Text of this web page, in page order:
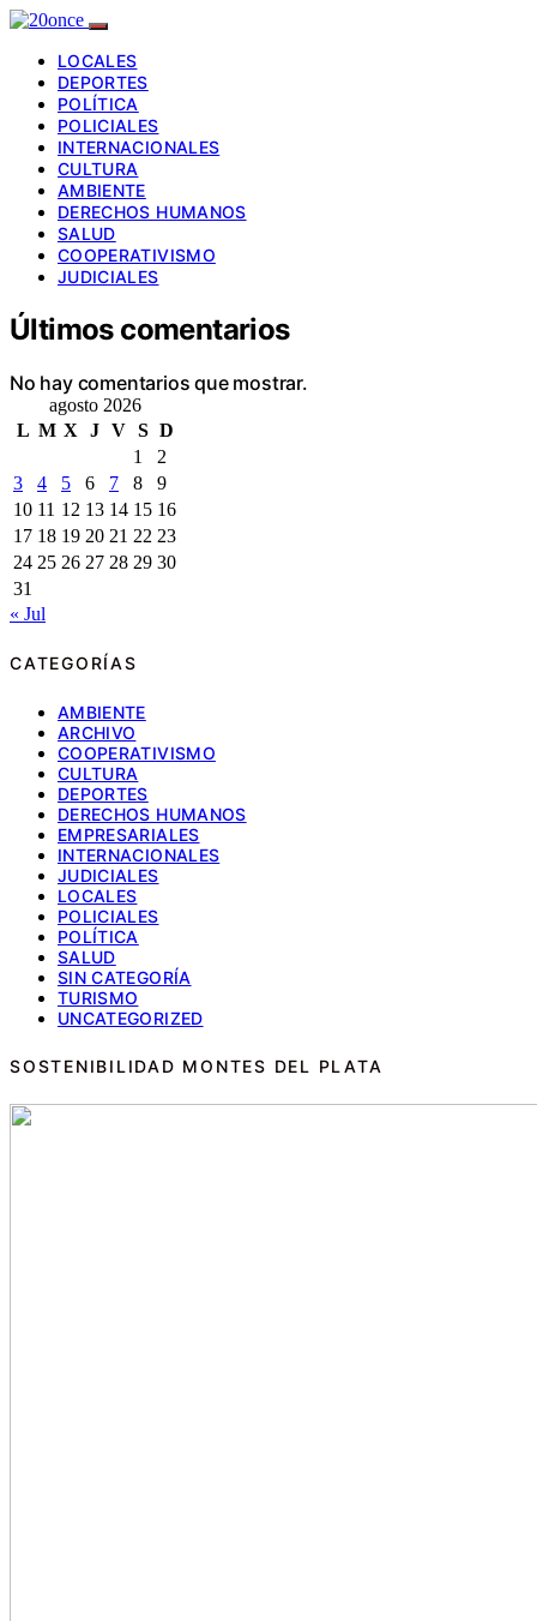
LOCALES
DEPORTES
POLÍTICA
POLICIALES
INTERNACIONALES
CULTURA
AMBIENTE
DERECHOS HUMANOS
SALUD
COOPERATIVISMO
JUDICIALES
Últimos comentarios
No hay comentarios que mostrar.
agosto 2026
L M X J V S D
1
2
3
4 5 6 7 8
9
10 11 12 13 14 15 16
17 18 19 20 21 22 23
24 25 26 27 28 29 30
31
« Jul
CATEGORÍAS
AMBIENTE
ARCHIVO
COOPERATIVISMO
CULTURA
DEPORTES
DERECHOS HUMANOS
EMPRESARIALES
INTERNACIONALES
JUDICIALES
LOCALES
POLICIALES
POLÍTICA
SALUD
SIN CATEGORÍA
TURISMO
UNCATEGORIZED
SOSTENIBILIDAD MONTES DEL PLATA